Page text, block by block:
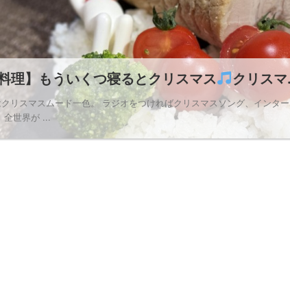
料理】もういくつ寝るとクリスマス クリス
クリスマスムード一色。 ラジオをつければクリスマスソング、インタ
全世界が ...